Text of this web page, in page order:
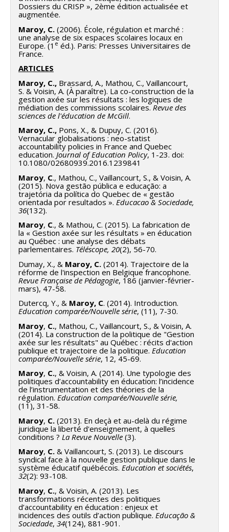
Deschenaux,Alexandre Buysse,Andrée Lessard
Philippe Chaubet
Adolfo Agundez-Rodriguez,Tanya Chichekian,
Marcotte,Sandy Nadeau,Kathleen Sénéchal,
Isabelle Vivegnis
Sources de financement :
du Québec - Société et culture (FQRSC)
Programmes de subvention :PV129894-(RG)
Programme Regroupements stratégiques
Dossiers du CRISP », 2ème édition actualisée et
augmentée.
Maroy, C. (2006). École, régulation et marché :
une analyse de six espaces scolaires locaux en
Europe. (1 e éd.). Paris: Presses Universitaires de
France.
ARTICLES
Maroy, C., Brassard, A., Mathou, C., Vaillancourt,
S. & Voisin, A. (À paraître). La co-construction de la
gestion axée sur les résultats : les logiques de
médiation des commissions scolaires.Revue des
sciences de l'éducation de McGill.
Maroy, C., Pons, X., & Dupuy, C. (2016).
Vernacular globalisations : neo-statist
accountability policies in France and Quebec
education. Journal of Education Policy, 1-23. doi:
10.1080/02680939.2016.1239841
Maroy, C., Mathou, C., Vaillancourt, S., & Voisin, A.
(2015). Nova gestão pública e educação: a
trajetória da política do Quebec de « gestão
orientada por resultados ». Educacao & Sociedade,
36(132).
Maroy, C., & Mathou, C. (2015). La fabrication de
la « Gestion axée sur les résultats » en éducation
au Québec : une analyse des débats
parlementaires. Téléscope, 20(2), 56-70.
Dumay, X., & Maroy, C. (2014). Trajectoire de la
réforme de l'inspection en Belgique francophone.
Revue Française de Pédagogie, 186 (janvier-février-
mars), 47-58.
Dutercq, Y., & Maroy, C. (2014). Introduction.
Education comparée/Nouvelle série, (11), 7-30.
Maroy, C., Mathou, C., Vaillancourt, S., & Voisin, A.
(2014). La construction de la politique de "Gestion
axée sur les résultats" au Québec : récits d'action
publique et trajectoire de la politique. Education
comparée/Nouvelle série, 12, 45-69.
Maroy, C., & Voisin, A. (2014). Une typologie des
politiques d’accountability en éducation: l’incidence
de l’instrumentation et des théories de la
régulation. Education comparée/Nouvelle série,
(11), 31-58.
Maroy, C. (2013). En deçà et au-delà du régime
juridique la liberté d'enseignement, à quelles
conditions ? La Revue Nouvelle (3).
Maroy, C. & Vaillancourt, S. (2013). Le discours
syndical face à la nouvelle gestion publique dans le
système éducatif québécois. Education et sociétés,
32(2): 93-108.
Maroy, C., & Voisin, A. (2013). Les
transformations récentes des politiques
d’accountability en éducation : enjeux et
incidences des outils d’action publique. Educação &
Sociedade, 34(124), 881-901.